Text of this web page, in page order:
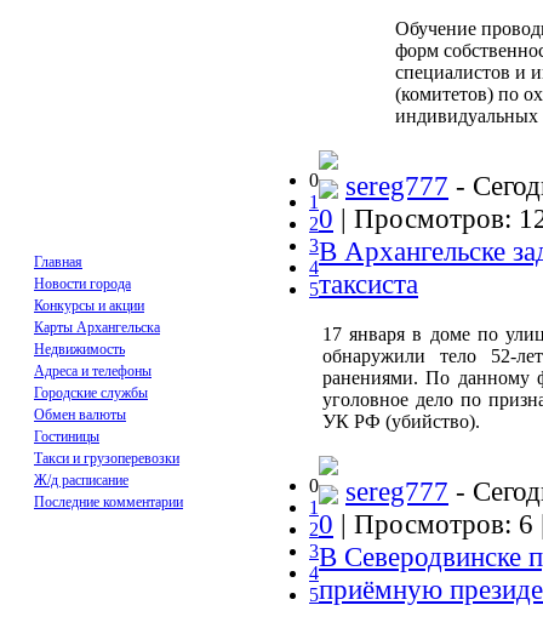
Главная
Новости города
Конкурсы и акции
Карты Архангельска
Недвижимость
Адреса и телефоны
Городские службы
Обмен валюты
Гостиницы
Такси и грузоперевозки
Ж/д расписание
Последние комментарии
Обучение
форм
специалистов и
(комитетов) по
индивидуальных
0
1
2
3
4
5
sereg777 -
0 | Просмотров:
В Архангельске
таксиста
17 января в доме по
обнаружили тело 52-
ранениями. По данному
уголовное дело по
УК РФ (убийство).
0
1
2
3
4
5
sereg777 -
0 | Просмотров:
В Северодвинске
приёмную